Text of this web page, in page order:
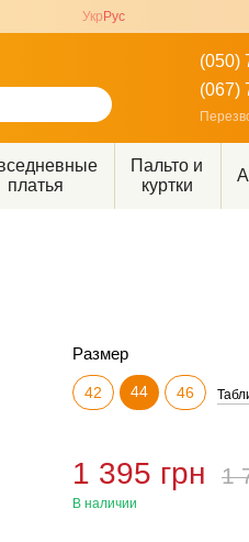
Укр Рус
(050)
(067)
платья
Пальто и
куртки
Размер
42 44 46
1 395 грн 1
В наличии